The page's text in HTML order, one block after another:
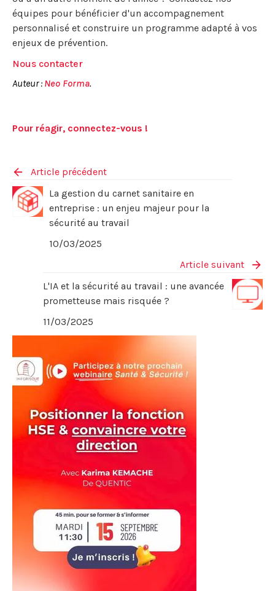
équipes pour bénéficier d'un accompagnement
personnalisé et construire un programme adapté à vos
enjeux de prévention.
Nous contacter
Auteur : Neo Forma.
Pour réagir, connectez-vous !
Article précédent
La gestion du carnet sanitaire en
entreprise : un enjeu majeur pour la
sécurité au travail
10/03/2025
Article suivant
L'IA et la sécurité au travail : une avancée
prometteuse mais risquée ?
11/03/2025